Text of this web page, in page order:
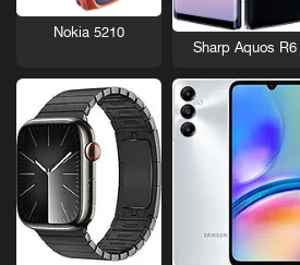
Sharp Aquos R6
Nokia 5210